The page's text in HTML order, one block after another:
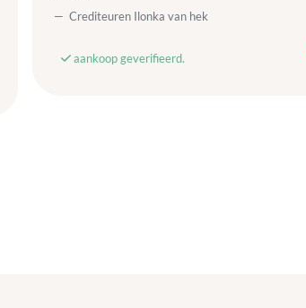
Crediteuren Ilonka van hek
aankoop geverifieerd.